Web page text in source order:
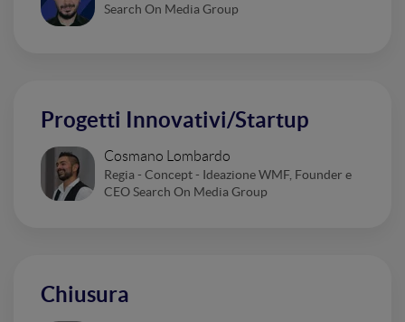
Search On Media Group
Progetti Innovativi/Startup
Cosmano Lombardo
Regia - Concept - Ideazione WMF, Founder e
CEO Search On Media Group
Chiusura